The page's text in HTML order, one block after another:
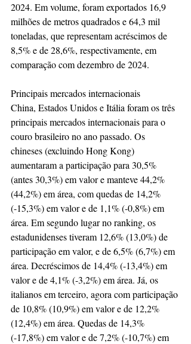
2024. Em volume, foram exportados 16,9
milhões de metros quadrados e 64,3 mil
toneladas, que representam acréscimos de
8,5% e de 28,6%, respectivamente, em
comparação com dezembro de 2024.
Principais mercados internacionais
China, Estados Unidos e Itália foram os três
principais mercados internacionais para o
couro brasileiro no ano passado. Os
chineses (excluindo Hong Kong)
aumentaram a participação para 30,5%
(antes 30,3%) em valor e manteve 44,2%
(44,2%) em área, com quedas de 14,2%
(-15,3%) em valor e de 1,1% (-0,8%) em
área. Em segundo lugar no ranking, os
estadunidenses tiveram 12,6% (13,0%) de
participação em valor, e de 6,5% (6,7%) em
área. Decréscimos de 14,4% (-13,4%) em
valor e de 4,1% (-3,2%) em área. Já, os
italianos em terceiro, agora com participação
de 10,8% (10,9%) em valor e de 12,2%
(12,4%) em área. Quedas de 14,3%
(-17,8%) em valor e de 7,2% (-10,7%) em